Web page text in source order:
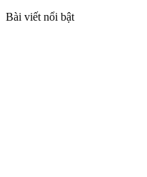
Bài viết nổi bật